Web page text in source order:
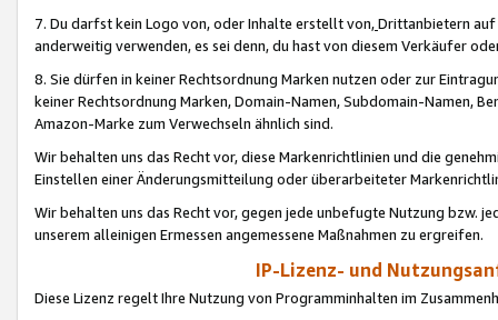
7. Du darfst kein Logo von, oder Inhalte erstellt von,Drittanbietern auf
anderweitig verwenden, es sei denn, du hast von diesem Verkäufer
8. Sie dürfen in keiner Rechtsordnung Marken nutzen oder zur
keiner Rechtsordnung Marken, Domain-Namen, Subdomain-Namen,
Amazon-Marke zum Verwechseln ähnlich sind.
Wir behalten uns das Recht vor, diese Markenrichtlinien und die
Einstellen einer Änderungsmitteilung oder überarbeiteter
Wir behalten uns das Recht vor, gegen jede unbefugte Nutzung bzw.
unserem alleinigen Ermessen angemessene Maßnahmen zu ergreifen.
IP-Lizenz- und
Diese Lizenz regelt Ihre Nutzung von Programminhalten im